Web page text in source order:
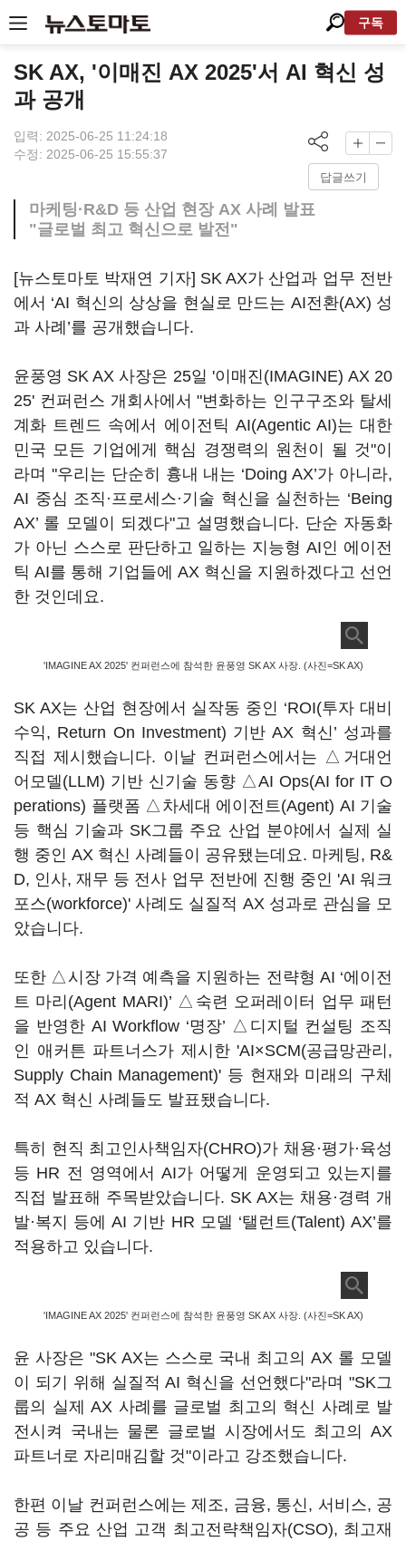
구독
SK AX, '이매진 AX 2025'서 AI 혁신 성
과 공개
입력: 2025-06-25 11:24:18
수정: 2025-06-25 15:55:37
답글쓰기
마케팅·R&D 등 산업 현장 AX 사례 발표
"글로벌 최고 혁신으로 발전"
[뉴스토마토 박재연 기자] SK AX가 산업과 업무 전반
에서 ‘AI 혁신의 상상을 현실로 만드는 AI전환(AX) 성
과 사례’를 공개했습니다.
윤풍영 SK AX 사장은 25일 '이매진(IMAGINE) AX 20
25' 컨퍼런스 개회사에서 "변화하는 인구구조와 탈세
계화 트렌드 속에서 에이전틱 AI(Agentic AI)는 대한
민국 모든 기업에게 핵심 경쟁력의 원천이 될 것"이
라며 "우리는 단순히 흉내 내는 ‘Doing AX’가 아니라,
AI 중심 조직·프로세스·기술 혁신을 실천하는 ‘Being
AX’ 롤 모델이 되겠다"고 설명했습니다. 단순 자동화
가 아닌 스스로 판단하고 일하는 지능형 AI인 에이전
틱 AI를 통해 기업들에 AX 혁신을 지원하겠다고 선언
한 것인데요.
'IMAGINE AX 2025' 컨퍼런스에 참석한 윤풍영 SK AX 사장. (사진=SK AX)
SK AX는 산업 현장에서 실작동 중인 ‘ROI(투자 대비
수익, Return On Investment) 기반 AX 혁신’ 성과를
직접 제시했습니다. 이날 컨퍼런스에서는 △거대언
어모델(LLM) 기반 신기술 동향 △AI Ops(AI for IT O
perations) 플랫폼 △차세대 에이전트(Agent) AI 기술
등 핵심 기술과 SK그룹 주요 산업 분야에서 실제 실
행 중인 AX 혁신 사례들이 공유됐는데요. 마케팅, R&
D, 인사, 재무 등 전사 업무 전반에 진행 중인 'AI 워크
포스(workforce)' 사례도 실질적 AX 성과로 관심을 모
았습니다.
또한 △시장 가격 예측을 지원하는 전략형 AI ‘에이전
트 마리(Agent MARI)’ △숙련 오퍼레이터 업무 패턴
을 반영한 AI Workflow ‘명장’ △디지털 컨설팅 조직
인 애커튼 파트너스가 제시한 'AI×SCM(공급망관리,
Supply Chain Management)' 등 현재와 미래의 구체
적 AX 혁신 사례들도 발표됐습니다.
특히 현직 최고인사책임자(CHRO)가 채용·평가·육성
등 HR 전 영역에서 AI가 어떻게 운영되고 있는지를
직접 발표해 주목받았습니다. SK AX는 채용·경력 개
발·복지 등에 AI 기반 HR 모델 ‘탤런트(Talent) AX’를
적용하고 있습니다.
'IMAGINE AX 2025' 컨퍼런스에 참석한 윤풍영 SK AX 사장. (사진=SK AX)
윤 사장은 "SK AX는 스스로 국내 최고의 AX 롤 모델
이 되기 위해 실질적 AI 혁신을 선언했다"라며 "SK그
룹의 실제 AX 사례를 글로벌 최고의 혁신 사례로 발
전시켜 국내는 물론 글로벌 시장에서도 최고의 AX
파트너로 자리매김할 것"이라고 강조했습니다.
한편 이날 컨퍼런스에는 제조, 금융, 통신, 서비스, 공
공 등 주요 산업 고객 최고전략책임자(CSO), 최고재